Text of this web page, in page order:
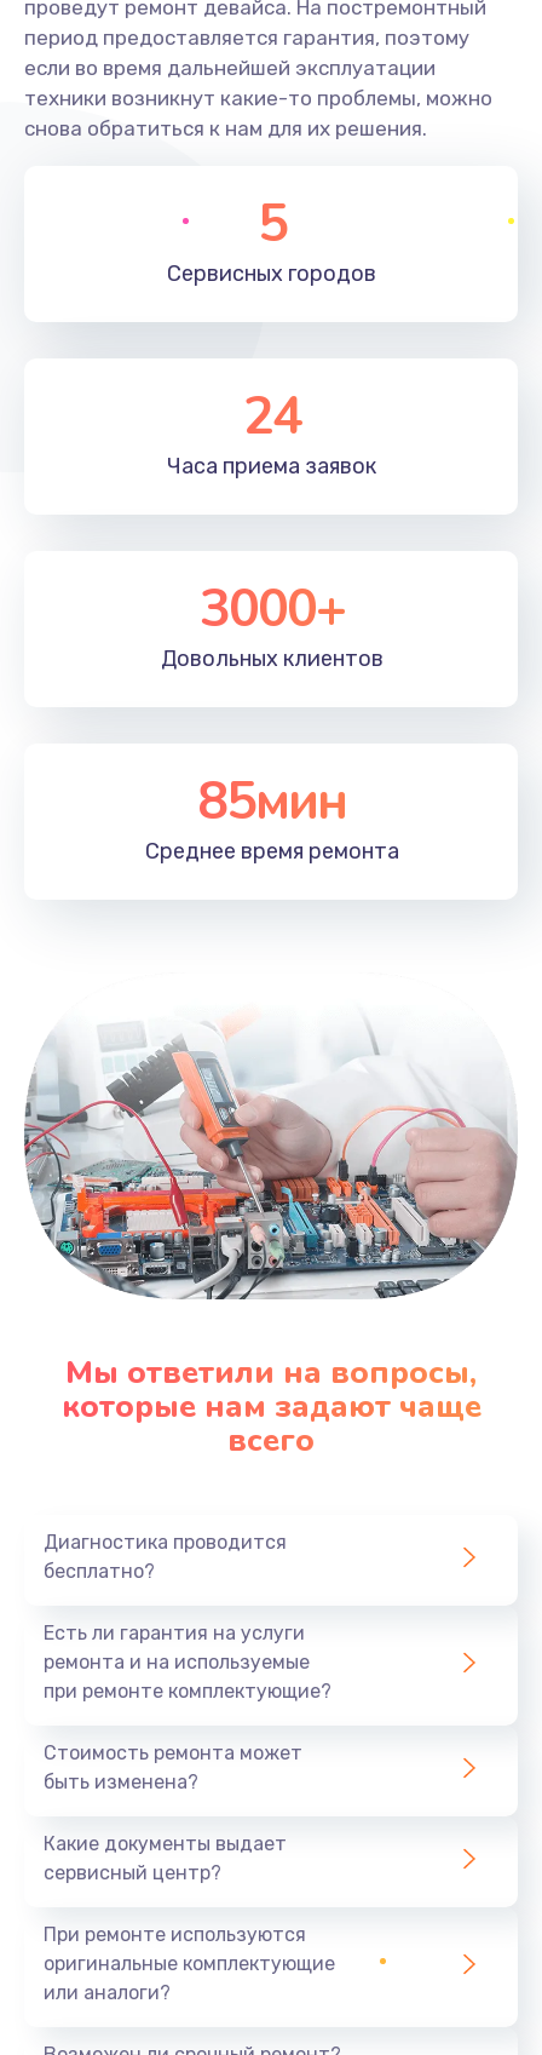
проведут ремонт девайса. На постремонтный
период предоставляется гарантия, поэтому
если во время дальнейшей эксплуатации
техники возникнут какие-то проблемы, можно
снова обратиться к нам для их решения.
5
Сервисных городов
24
Часа приема заявок
3000+
Довольных клиентов
85мин
Среднее время ремонта
Мы ответили на вопросы,
которые нам задают чаще
всего
Диагностика проводится
бесплатно?
Есть ли гарантия на услуги
ремонта и на используемые
при ремонте комплектующие?
Стоимость ремонта может
быть изменена?
Какие документы выдает
сервисный центр?
При ремонте используются
оригинальные комплектующие
или аналоги?